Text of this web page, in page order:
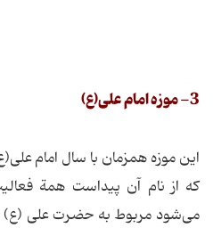
3- موزه امام علی(ع)
این موزه همزمان با سال امام
كه از نام آن پیداست همة
می‌شود مربوط به حضرت علی (ع‌)